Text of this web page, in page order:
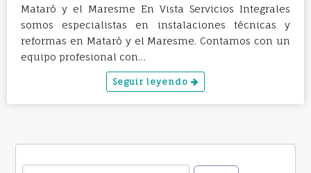
Mataró y el Maresme En Vista Servicios Integrales
somos especialistas en instalaciones técnicas y
reformas en Mataró y el Maresme. Contamos con un
equipo profesional con…
Seguir leyendo
Buscar: